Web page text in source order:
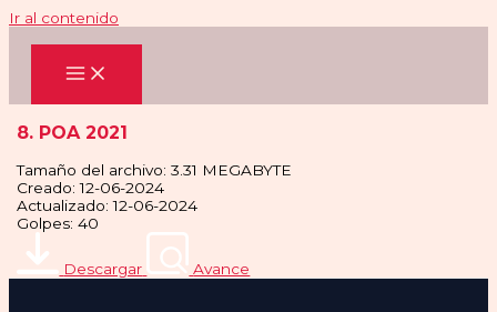
Ir al contenido
8. POA 2021
Tamaño del archivo: 3.31 MEGABYTE
Creado: 12-06-2024
Actualizado: 12-06-2024
Golpes: 40
Descargar Avance